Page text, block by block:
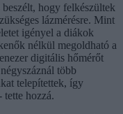
hogy felkészültek
lázmérésre. Mint
igényel a diákok
nélkül megoldható a
digitális hőmérőt
több
telepítettek, így
tette hozzá.